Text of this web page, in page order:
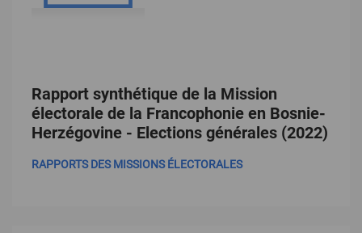
Rapport synthétique de la Mission
électorale de la Francophonie en Bosnie-
Herzégovine - Elections générales (2022)
RAPPORTS DES MISSIONS ÉLECTORALES